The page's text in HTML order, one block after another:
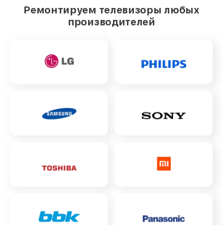
Ремонтируем телевизоры любых
производителей